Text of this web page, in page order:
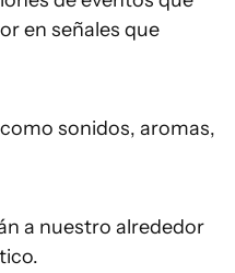
en señales que
sonidos, aromas,
a nuestro alrededor